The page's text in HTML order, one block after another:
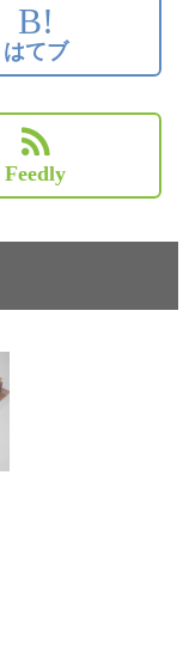
B!
はてブ
Feedly